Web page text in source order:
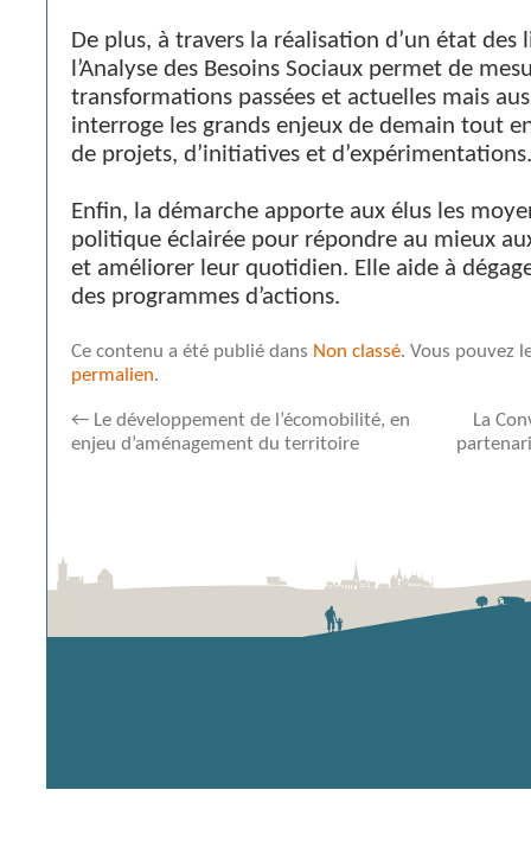
De plus, à travers la réalisation d’un état des
l’Analyse des Besoins Sociaux permet de
transformations passées et actuelles mais
interroge les grands enjeux de demain tout
de projets, d’initiatives et d’expérimentations.
Enfin, la démarche apporte aux élus les
politique éclairée pour répondre au mieux
et améliorer leur quotidien. Elle aide à
des programmes d’actions.
Ce contenu a été publié dans Non classé. Vous pouvez
permalien.
← Le développement de l’écomobilité, en
enjeu d’aménagement du territoire
La